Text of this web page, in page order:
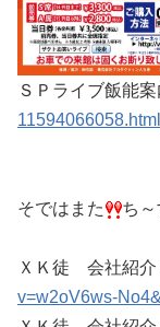
ＳＰライブ飯能
11594066058.html
そではまた ち～
ＸＫ徒 会社紹
v=w2oV6ws-